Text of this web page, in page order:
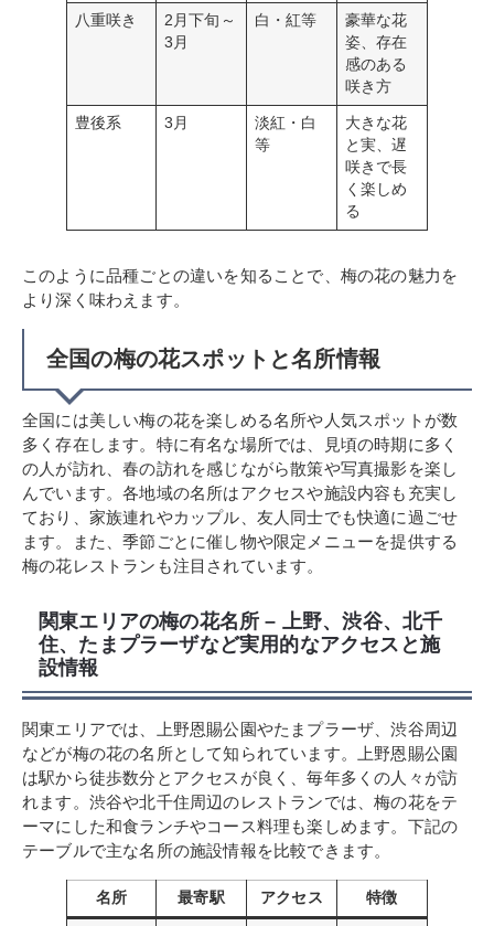
八重咲き
2月下旬～
3月
白・紅等
豪華な花
姿、存在
感のある
咲き方
豊後系 3月
淡紅・白
等
大きな花
と実、遅
咲きで長
く楽しめ
る
このように品種ごとの違いを知ることで、梅の花の魅力を
より深く味わえます。
全国の梅の花スポットと名所情報
全国には美しい梅の花を楽しめる名所や人気スポットが数
多く存在します。特に有名な場所では、見頃の時期に多く
の人が訪れ、春の訪れを感じながら散策や写真撮影を楽し
んでいます。各地域の名所はアクセスや施設内容も充実し
ており、家族連れやカップル、友人同士でも快適に過ごせ
ます。また、季節ごとに催し物や限定メニューを提供する
梅の花レストランも注目されています。
関東エリアの梅の花名所 – 上野、渋谷、北千
住、たまプラーザなど実用的なアクセスと施
設情報
関東エリアでは、上野恩賜公園やたまプラーザ、渋谷周辺
などが梅の花の名所として知られています。上野恩賜公園
は駅から徒歩数分とアクセスが良く、毎年多くの人々が訪
れます。渋谷や北千住周辺のレストランでは、梅の花をテ
ーマにした和食ランチやコース料理も楽しめます。下記の
テーブルで主な名所の施設情報を比較できます。
名所 最寄駅 アクセス 特徴